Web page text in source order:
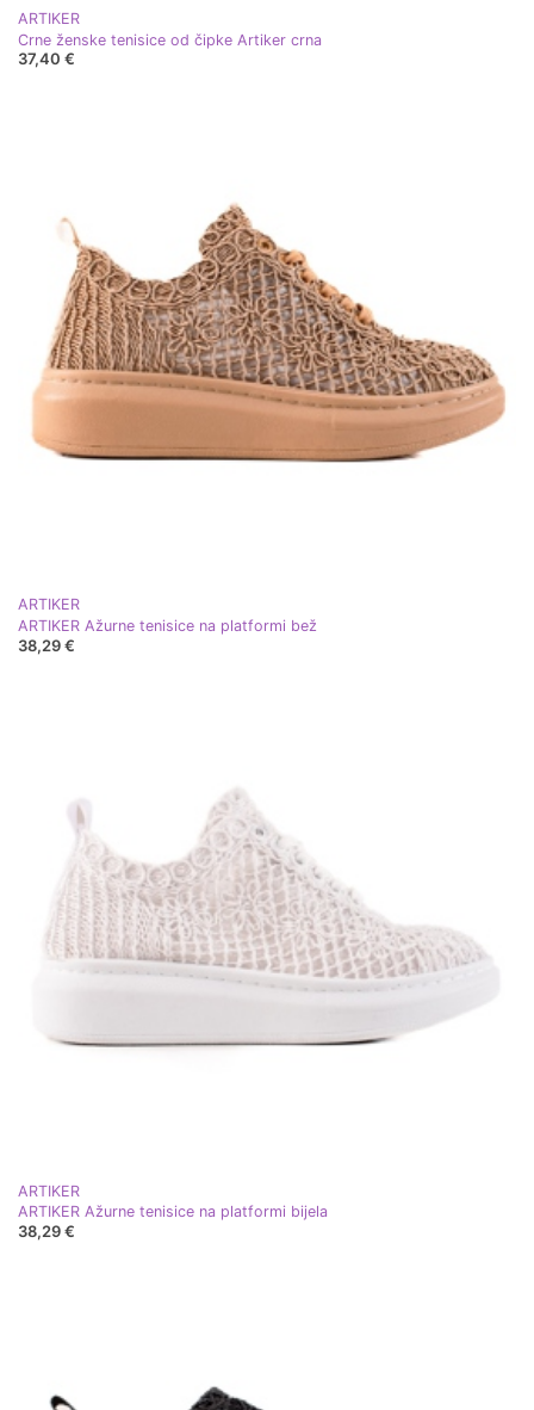
ARTIKER
Crne ženske tenisice od čipke Artiker crna
37,40 €
ARTIKER
ARTIKER Ažurne tenisice na platformi bež
38,29 €
ARTIKER
ARTIKER Ažurne tenisice na platformi bijela
38,29 €